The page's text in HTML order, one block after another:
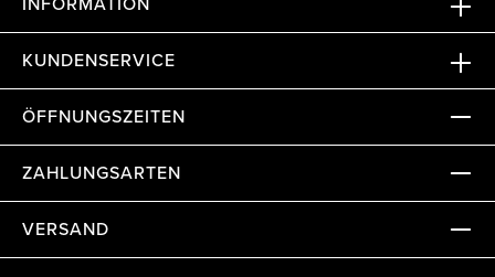
KUNDENSERVICE
ÖFFNUNGSZEITEN
ZAHLUNGSARTEN
VERSAND